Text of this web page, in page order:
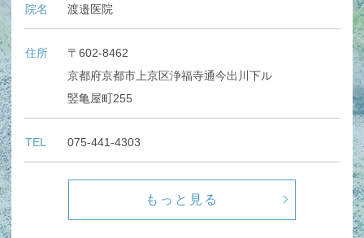
院名 渡邉医院
住所
〒602-8462
京都府京都市上京区浄福寺通今出川下ル
竪亀屋町255
TEL 075-441-4303
もっと見る